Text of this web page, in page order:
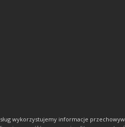
wykorzystujemy informacje